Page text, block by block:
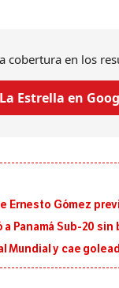
cobertura en los
Estrella en
Ernesto Gómez
Panamá Sub-20
Mundial y cae